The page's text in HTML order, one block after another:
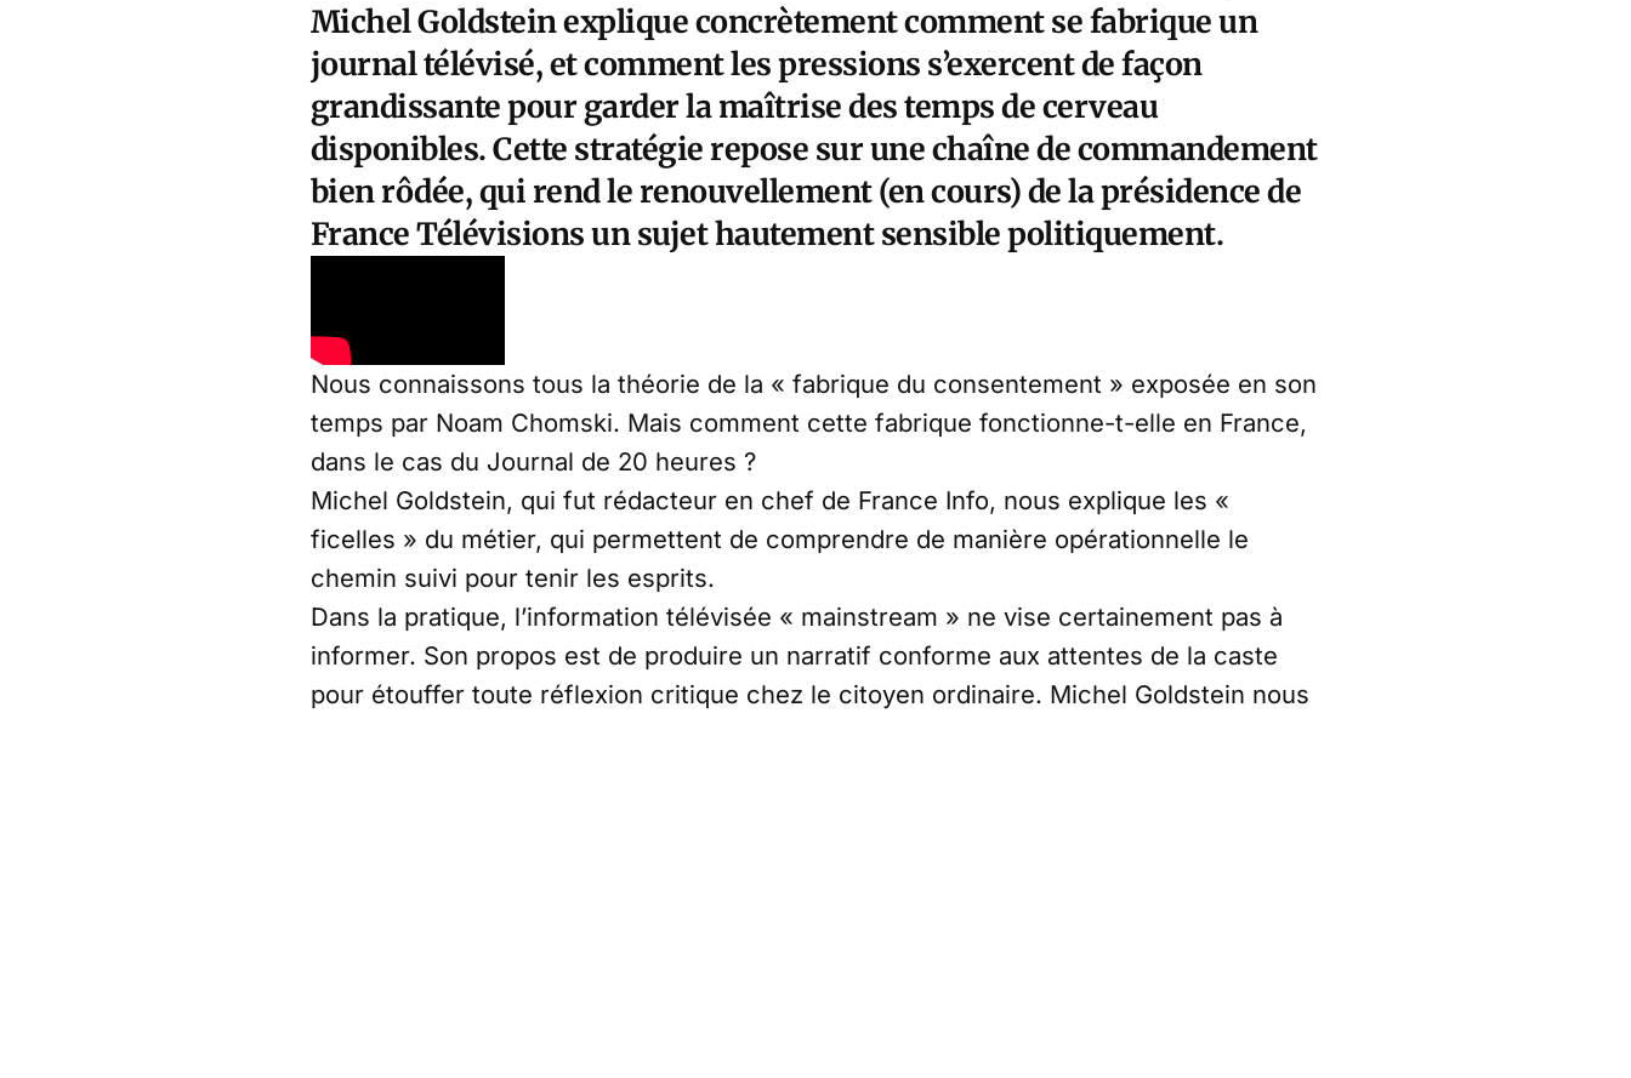
Michel Goldstein explique concrètement comment se fabrique un
journal télévisé, et comment les pressions s’exercent de façon
grandissante pour garder la maîtrise des temps de cerveau
disponibles. Cette stratégie repose sur une chaîne de commandement
bien rôdée, qui rend le renouvellement (en cours) de la présidence de
France Télévisions un sujet hautement sensible politiquement.
Nous connaissons tous la théorie de la « fabrique du consentement » exposée en son
temps par Noam Chomski. Mais comment cette fabrique fonctionne-t-elle en France,
dans le cas du Journal de 20 heures ?
Michel Goldstein, qui fut rédacteur en chef de France Info, nous explique les «
ficelles » du métier, qui permettent de comprendre de manière opérationnelle le
chemin suivi pour tenir les esprits.
Dans la pratique, l’information télévisée « mainstream » ne vise certainement pas à
informer. Son propos est de produire un narratif conforme aux attentes de la caste
pour étouffer toute réflexion critique chez le citoyen ordinaire. Michel Goldstein nous